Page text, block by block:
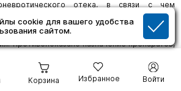
cookie для вашего удобства
сайтом.
Корзина Избранное Войти
отека, в связи с чем
указанных препаратов
АПФ следует назначать не ранее,
после отмены препаратов,
Противопоказано назначение препаратов,
после отмены ингибиторов АПФ.
выявлена повышенная частота